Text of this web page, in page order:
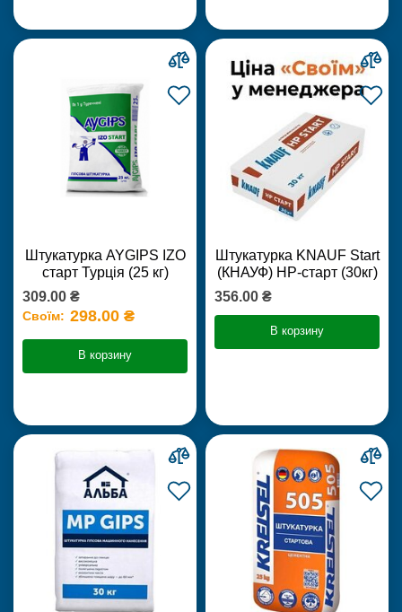
Штукатурка AYGIPS IZO
старт Турція (25 кг)
309.00 ₴
Своїм: 298.00 ₴
В корзину
Штукатурка KNAUF Start
(КНАУФ) НР-старт (30кг)
356.00 ₴
В корзину